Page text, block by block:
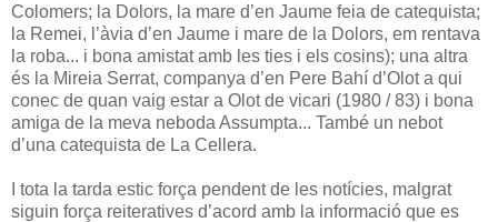
Colomers; la Dolors, la mare d’en Jaume feia de catequista;
la Remei, l’àvia d’en Jaume i mare de la Dolors, em rentava
la roba... i bona amistat amb les ties i els cosins); una altra
és la Mireia Serrat, companya d’en Pere Bahí d’Olot a qui
conec de quan vaig estar a Olot de vicari (1980 / 83) i bona
amiga de la meva neboda Assumpta... També un nebot
d’una catequista de La Cellera.
I tota la tarda estic força pendent de les notícies, malgrat
siguin força reiteratives d’acord amb la informació que es